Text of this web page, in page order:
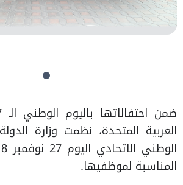
العربية المتحدة، نظمت وزارة
المناسبة لموظفيها.